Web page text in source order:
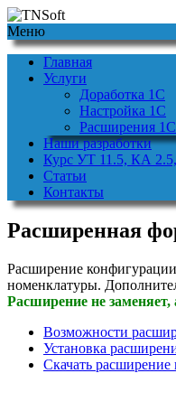
Меню
Главная
Услуги
Доработка 1С
Настройка 1С
Расширения 1С
Наши разработки
Курс УТ 11.5, КА
Статьи
Контакты
Расширенная
Расширение конфигурации
номенклатуры.
Расширение не
Возможности
Установка
Скачать